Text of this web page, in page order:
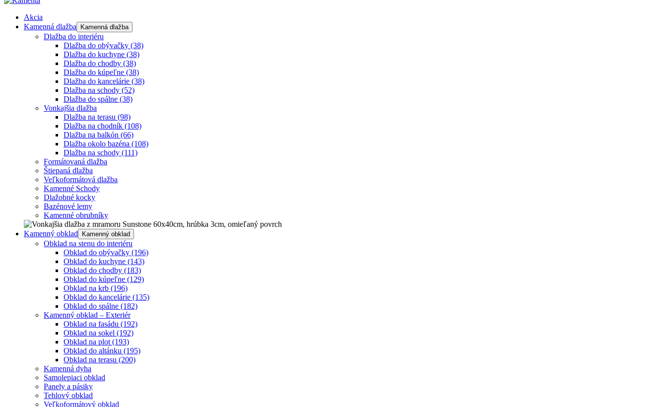
Akcia
Kamenná dlažba
Kamenná dlažba
Dlažba do interiéru
Dlažba do obývačky (38)
Dlažba do kuchyne (38)
Dlažba do chodby (38)
Dlažba do kúpeľne (38)
Dlažba do kancelárie (38)
Dlažba na schody (52)
Dlažba do spálne (38)
Vonkajšia dlažba
Dlažba na terasu (98)
Dlažba na chodník (108)
Dlažba na balkón (66)
Dlažba okolo bazéna (108)
Dlažba na schody (111)
Formátovaná dlažba
Štiepaná dlažba
Veľkoformátová dlažba
Kamenné Schody
Dlažobné kocky
Bazénové lemy
Kamenné obrubníky
Kamenný obklad Kamenný obklad
Obklad na stenu do interiéru
Obklad do obývačky (196)
Obklad do kuchyne (143)
Obklad do chodby (183)
Obklad do kúpeľne (129)
Obklad na krb (196)
Obklad do kancelárie (135)
Obklad do spálne (182)
Kamenný obklad – Exteriér
Obklad na fasádu (192)
Obklad na sokel (192)
Obklad na plot (193)
Obklad do altánku (195)
Obklad na terasu (200)
Kamenná dyha
Samolepiaci obklad
Panely a pásiky
Tehlový obklad
Veľkoformátový obklad